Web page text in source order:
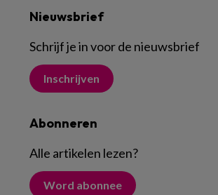
Nieuwsbrief
Schrijf je in voor de nieuwsbrief
Inschrijven
Abonneren
Alle artikelen lezen?
Word abonnee